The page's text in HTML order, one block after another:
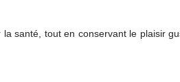
santé, tout en conservant le plaisir